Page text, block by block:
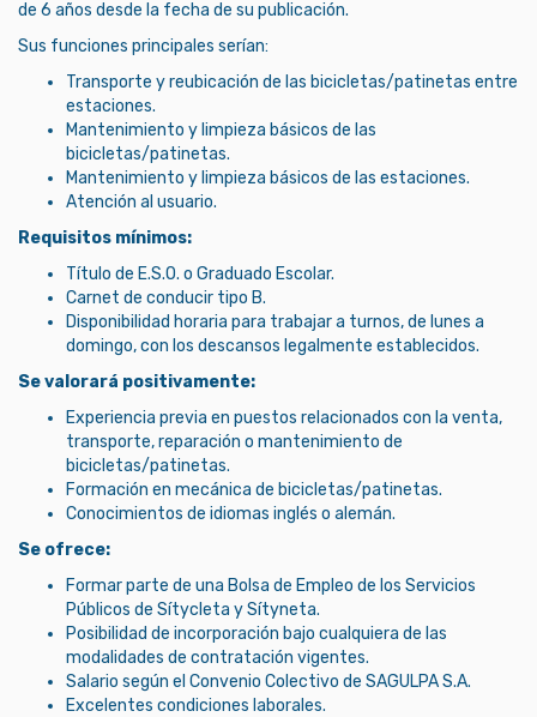
de 6 años desde la fecha de su publicación.
Sus funciones principales serían:
Transporte y reubicación de las bicicletas/patinetas entre
estaciones.
Mantenimiento y limpieza básicos de las
bicicletas/patinetas.
Mantenimiento y limpieza básicos de las estaciones.
Atención al usuario.
Requisitos mínimos:
Título de E.S.O. o Graduado Escolar.
Carnet de conducir tipo B.
Disponibilidad horaria para trabajar a turnos, de lunes a
domingo, con los descansos legalmente establecidos.
Se valorará positivamente:
Experiencia previa en puestos relacionados con la venta,
transporte, reparación o mantenimiento de
bicicletas/patinetas.
Formación en mecánica de bicicletas/patinetas.
Conocimientos de idiomas inglés o alemán.
Se ofrece:
Formar parte de una Bolsa de Empleo de los Servicios
Públicos de Sítycleta y Sítyneta.
Posibilidad de incorporación bajo cualquiera de las
modalidades de contratación vigentes.
Salario según el Convenio Colectivo de SAGULPA S.A.
Excelentes condiciones laborales.